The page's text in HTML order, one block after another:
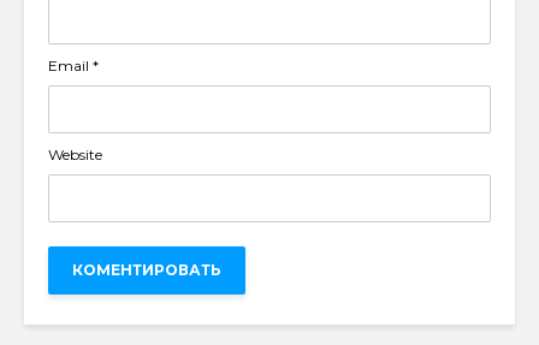
Email *
Website